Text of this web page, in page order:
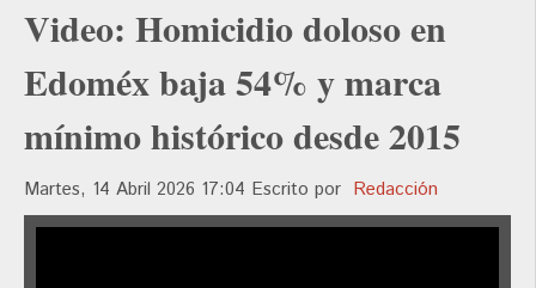
Video: Homicidio doloso en
Edoméx baja 54% y marca
mínimo histórico desde 2015
Martes, 14 Abril 2026 17:04 Escrito por Redacción